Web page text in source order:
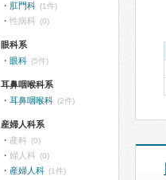
肛門科 (1件)
性病科 (0)
眼科系
眼科 (5件)
耳鼻咽喉科系
耳鼻咽喉科 (2件)
産婦人科系
産科 (0)
婦人科 (0)
産婦人科 (1件)